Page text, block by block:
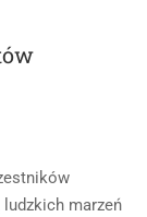
ludzkich marzeń